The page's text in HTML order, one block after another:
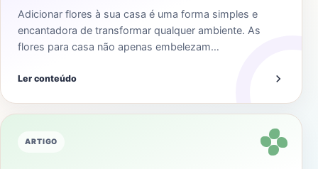
Adicionar flores à sua casa é uma forma simples e
encantadora de transformar qualquer ambiente. As
flores para casa não apenas embelezam…
Ler conteúdo
ARTIGO